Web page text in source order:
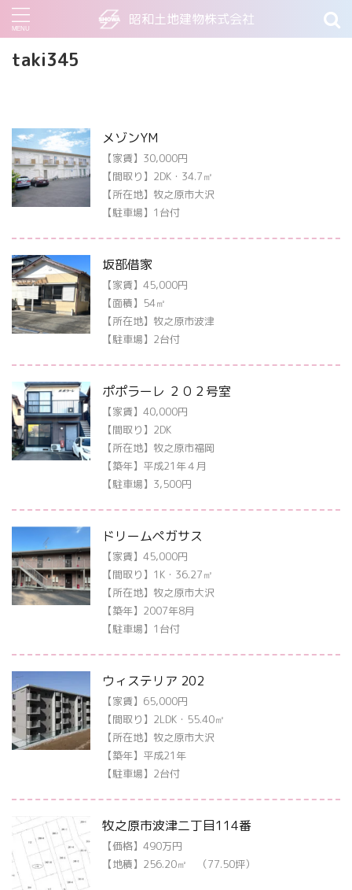
昭和土地建物株式会社
taki345
メゾンYM
【家賃】30,000円
【間取り】2DK・34.7㎡
【所在地】牧之原市大沢
【駐車場】1台付
坂部借家
【家賃】45,000円
【面積】54㎡
【所在地】牧之原市波津
【駐車場】2台付
ポポラーレ ２０２号室
【家賃】40,000円
【間取り】2DK
【所在地】牧之原市福岡
【築年】平成21年４月
【駐車場】3,500円
ドリームペガサス
【家賃】45,000円
【間取り】1K・36.27㎡
【所在地】牧之原市大沢
【築年】2007年8月
【駐車場】1台付
ウィステリア 202
【家賃】65,000円
【間取り】2LDK・55.40㎡
【所在地】牧之原市大沢
【築年】平成21年
【駐車場】2台付
牧之原市波津二丁目114番
【価格】490万円
【地積】256.20㎡ （77.50坪）